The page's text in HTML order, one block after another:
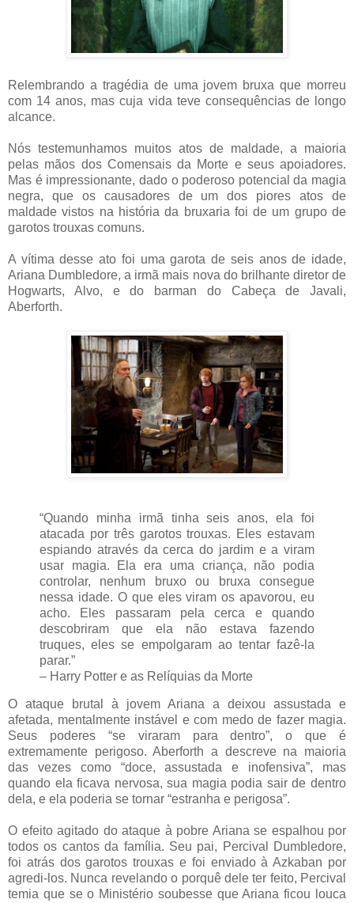
Relembrando a tragédia de uma jovem bruxa que morreu
com 14 anos, mas cuja vida teve consequências de longo
alcance.
Nós testemunhamos muitos atos de maldade, a maioria
pelas mãos dos Comensais da Morte e seus apoiadores.
Mas é impressionante, dado o poderoso potencial da magia
negra, que os causadores de um dos piores atos de
maldade vistos na história da bruxaria foi de um grupo de
garotos trouxas comuns.
A vítima desse ato foi uma garota de seis anos de idade,
Ariana Dumbledore, a irmã mais nova do brilhante diretor de
Hogwarts, Alvo, e do barman do Cabeça de Javali,
Aberforth.
“Quando minha irmã tinha seis anos, ela foi
atacada por três garotos trouxas. Eles estavam
espiando através da cerca do jardim e a viram
usar magia. Ela era uma criança, não podia
controlar, nenhum bruxo ou bruxa consegue
nessa idade. O que eles viram os apavorou, eu
acho. Eles passaram pela cerca e quando
descobriram que ela não estava fazendo
truques, eles se empolgaram ao tentar fazê-la
parar.”
– Harry Potter e as Relíquias da Morte
O ataque brutal à jovem Ariana a deixou assustada e
afetada, mentalmente instável e com medo de fazer magia.
Seus poderes “se viraram para dentro”, o que é
extremamente perigoso. Aberforth a descreve na maioria
das vezes como “doce, assustada e inofensiva”, mas
quando ela ficava nervosa, sua magia podia sair de dentro
dela, e ela poderia se tornar “estranha e perigosa”.
O efeito agitado do ataque à pobre Ariana se espalhou por
todos os cantos da família. Seu pai, Percival Dumbledore,
foi atrás dos garotos trouxas e foi enviado à Azkaban por
agredi-los. Nunca revelando o porquê dele ter feito, Percival
temia que se o Ministério soubesse que Ariana ficou louca